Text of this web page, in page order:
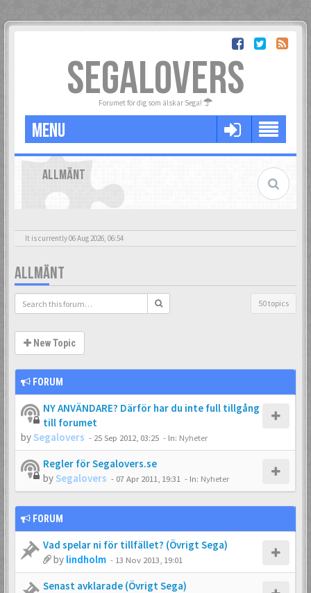
SEGALOVERS
Forumet för dig som älskar Sega!
MENU
ALLMÄNT
It is currently 06 Aug 2026, 06:54
ALLMÄNT
50 topics
New Topic
FORUM
NY ANVÄNDARE? Därför har du inte full tillgång
till forumet
by Segalovers - 25 Sep 2012, 03:25 - In: Nyheter
Regler för Segalovers.se
by Segalovers - 07 Apr 2011, 19:31 - In: Nyheter
FORUM
Vad spelar ni för tillfället? (Övrigt Sega)
by lindholm - 13 Nov 2013, 19:01
Senast avklarade (Övrigt Sega)